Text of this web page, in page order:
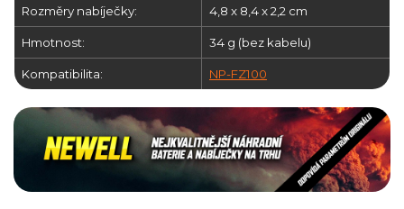
Rozměry nabíječky: 4,8 x 8,4 x 2,2 cm
Hmotnost: 34 g (bez kabelu)
Kompatibilita: NP-FZ100